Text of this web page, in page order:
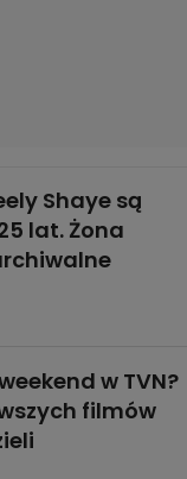
Shaye są
lat. Żona
w TVN?
filmów